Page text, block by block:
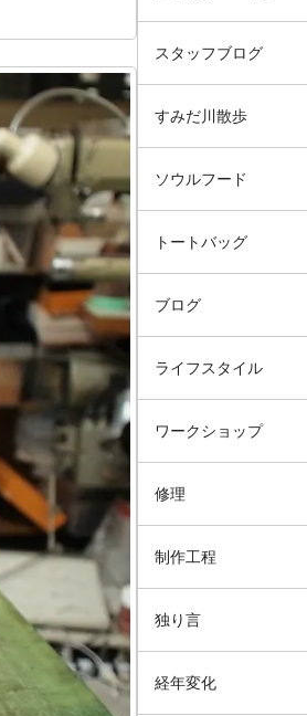
スタッフブログ
すみだ川散歩
ソウルフード
トートバッグ
ブログ
ライフスタイル
ワークショップ
修理
制作工程
独り言
経年変化